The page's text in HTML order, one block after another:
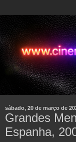
sábado, 20 de março de
Grandes
Espanha,